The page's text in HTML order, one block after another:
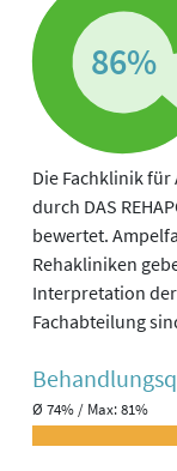
86%
Die Fachklinik
durch DAS
bewertet.
Rehakliniken
Interpretation der
Fachabteilung
Ø 74% / Max: 81%